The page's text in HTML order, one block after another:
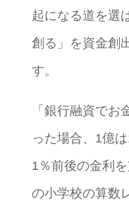
起になる道を選
創る」を資金創
す。
「銀行融資でお
った場合、1億
1％前後の金利
の小学校の算数